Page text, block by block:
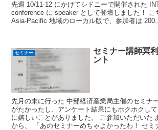
先週 10/11-12 にかけてシドニーで開催された
conference に speaker として登壇しました！ こ
Asia-Pacific 地域のローカル版で、参加者は
セミナー
セミナー講師冥
ント
先月の末に行った 中部経済産業局主催のセミナ
がたかったし、アンケート結果にもホクホクし
に嬉しいことがありました。 ご参加いただいた
から、 「あのセミナーめちゃよかったわ！ セミ